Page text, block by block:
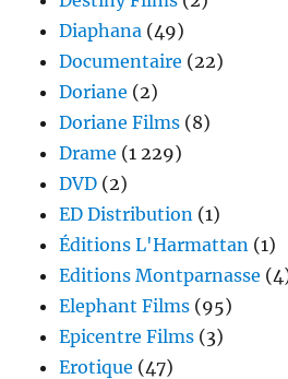
Diaphana (49)
Documentaire (22)
Doriane (2)
Doriane Films (8)
Drame (1 229)
DVD (2)
ED Distribution (1)
Éditions L'Harmattan (1)
Editions Montparnasse
Elephant Films (95)
Epicentre Films (3)
Erotique (47)